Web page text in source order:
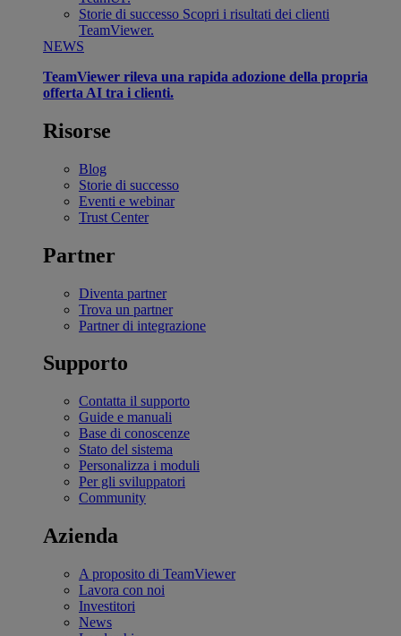
Storie di successo Scopri i risultati dei clienti
TeamViewer.
NEWS
TeamViewer rileva una rapida adozione della propria
offerta AI tra i clienti.
Risorse
Blog
Storie di successo
Eventi e webinar
Trust Center
Partner
Diventa partner
Trova un partner
Partner di integrazione
Supporto
Contatta il supporto
Guide e manuali
Base di conoscenze
Stato del sistema
Personalizza i moduli
Per gli sviluppatori
Community
Azienda
A proposito di TeamViewer
Lavora con noi
Investitori
News